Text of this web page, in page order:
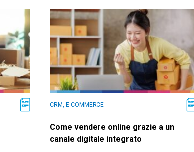
CRM, E-COMMERCE
Come vendere online grazie a un
canale digitale integrato